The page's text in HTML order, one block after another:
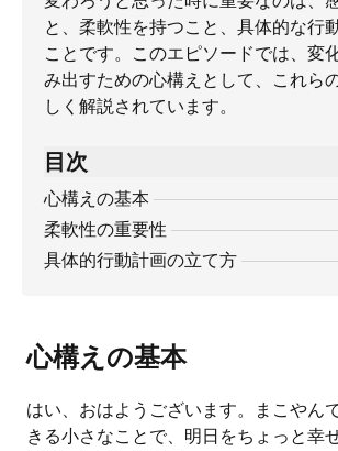
と、柔軟性を持つこと、具体的な行
ことです。このエピソードでは、変
み出すための心構えとして、これら
しく解説されています。
目次
心構えの基本
柔軟性の重要性
具体的行動計画の立て方
心構えの基本
はい、おはようございます。まこやん
きる小さなことで、明日をちょっと幸